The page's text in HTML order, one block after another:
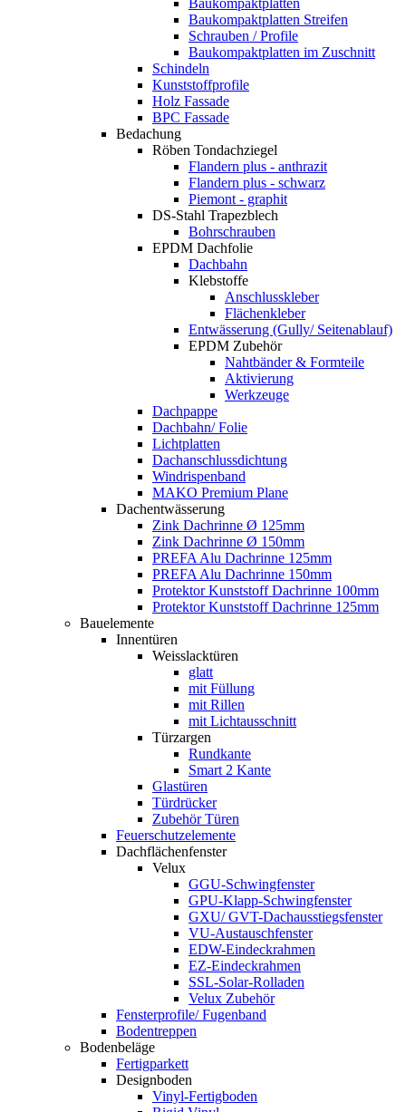
Baukompaktplatten Streifen
Schrauben / Profile
Baukompaktplatten im Zuschnitt
Schindeln
Kunststoffprofile
Holz Fassade
BPC Fassade
Bedachung
Röben Tondachziegel
Flandern plus - anthrazit
Flandern plus - schwarz
Piemont - graphit
DS-Stahl Trapezblech
Bohrschrauben
EPDM Dachfolie
Dachbahn
Klebstoffe
Anschlusskleber
Flächenkleber
Entwässerung (Gully/ Seitenablauf)
EPDM Zubehör
Nahtbänder & Formteile
Aktivierung
Werkzeuge
Dachpappe
Dachbahn/ Folie
Lichtplatten
Dachanschlussdichtung
Windrispenband
MAKO Premium Plane
Dachentwässerung
Zink Dachrinne Ø 125mm
Zink Dachrinne Ø 150mm
PREFA Alu Dachrinne 125mm
PREFA Alu Dachrinne 150mm
Protektor Kunststoff Dachrinne 100mm
Protektor Kunststoff Dachrinne 125mm
Bauelemente
Innentüren
Weisslacktüren
glatt
mit Füllung
mit Rillen
mit Lichtausschnitt
Türzargen
Rundkante
Smart 2 Kante
Glastüren
Türdrücker
Zubehör Türen
Feuerschutzelemente
Dachflächenfenster
Velux
GGU-Schwingfenster
GPU-Klapp-Schwingfenster
GXU/ GVT-Dachausstiegsfenster
VU-Austauschfenster
EDW-Eindeckrahmen
EZ-Eindeckrahmen
SSL-Solar-Rolladen
Velux Zubehör
Fensterprofile/ Fugenband
Bodentreppen
Bodenbeläge
Fertigparkett
Designboden
Vinyl-Fertigboden